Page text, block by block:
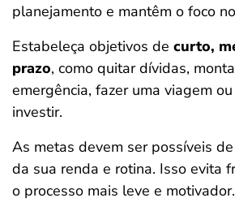
planejamento e mantêm o foco
Estabeleça objetivos de curto,
prazo, como quitar dívidas,
emergência, fazer uma viagem
investir.
As metas devem ser possíveis
da sua renda e rotina. Isso evita
o processo mais leve e motivador.